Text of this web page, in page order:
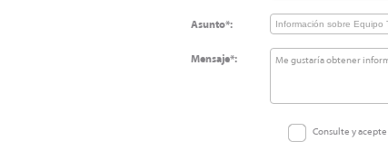
Asunto*:
Mensaje*:
Consulte y